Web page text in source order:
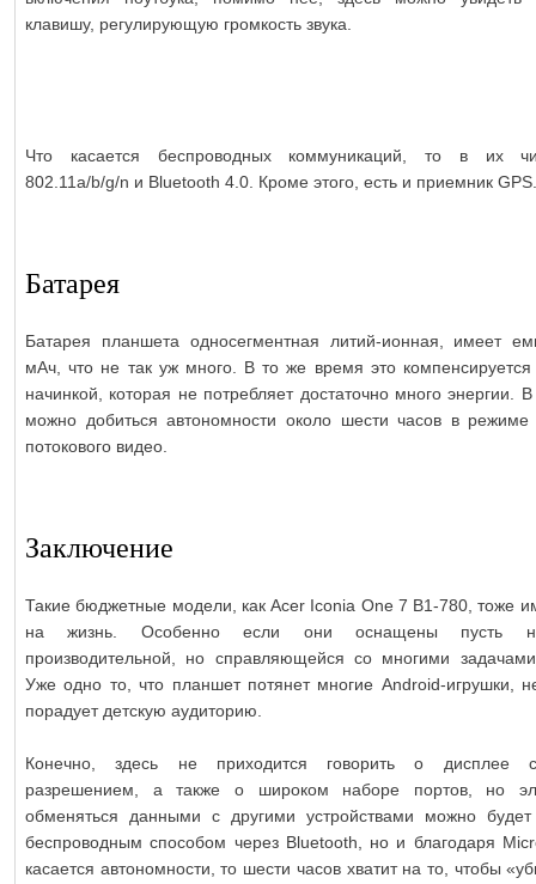
клавишу, регулирующую громкость звука.
Что касается беспроводных коммуникаций, то в их
802.11a/b/g/n и Bluetooth 4.0. Кроме этого, есть и приемник GPS.
Батарея
Батарея планшета односегментная литий-ионная, имеет
мАч, что не так уж много. В то же время это компенсируется
начинкой, которая не потребляет достаточно много энергии. В
можно добиться автономности около шести часов в режиме
потокового видео.
Заключение
Такие бюджетные модели, как Acer Iconia One 7 B1-780, тоже
на жизнь. Особенно если они оснащены пусть
производительной, но справляющейся со многими
Уже одно то, что планшет потянет многие Android-игрушки,
порадует детскую аудиторию.
Конечно, здесь не приходится говорить о дисплее
разрешением, а также о широком наборе портов, но
обменяться данными с другими устройствами можно
беспроводным способом через Bluetooth, но и благодаря
касается автономности, то шести часов хватит на то, чтобы